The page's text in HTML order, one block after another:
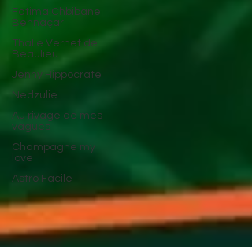
Fatima Chbibane
Bennaçar
Thalie Vernet de
Beaulieu
Jenny Hippocrate
Nedzulie
Au rivage de mes
vagues
Champagne my
love
Astro Facile